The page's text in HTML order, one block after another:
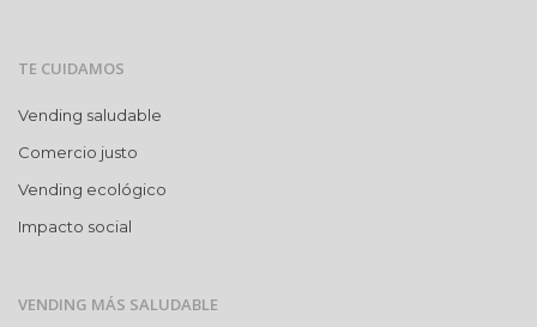
TE CUIDAMOS
Vending saludable
Comercio justo
Vending ecológico
Impacto social
VENDING MÁS SALUDABLE